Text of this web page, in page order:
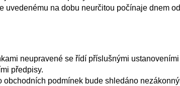
uvedenému na dobu neurčitou počínaje dnem
neupravené se řídí příslušnými
předpisy.
podmínek bude shledáno